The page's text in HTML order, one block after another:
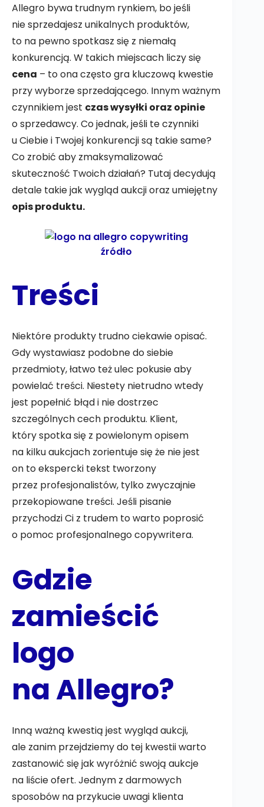
Allegro bywa trudnym rynkiem, bo jeśli
nie sprzedajesz unikalnych produktów,
to na pewno spotkasz się z niemałą
konkurencją. W takich miejscach liczy się
cena – to ona często gra kluczową kwestie
przy wyborze sprzedającego. Innym ważnym
czynnikiem jest czas wysyłki oraz opinie
o sprzedawcy. Co jednak, jeśli te czynniki
u Ciebie i Twojej konkurencji są takie same?
Co zrobić aby zmaksymalizować
skuteczność Twoich działań? Tutaj decydują
detale takie jak wygląd aukcji oraz umiejętny
opis produktu.
źródło
Treści
Niektóre produkty trudno ciekawie opisać.
Gdy wystawiasz podobne do siebie
przedmioty, łatwo też ulec pokusie aby
powielać treści. Niestety nietrudno wtedy
jest popełnić błąd i nie dostrzec
szczególnych cech produktu. Klient,
który spotka się z powielonym opisem
na kilku aukcjach zorientuje się że nie jest
on to ekspercki tekst tworzony
przez profesjonalistów, tylko zwyczajnie
przekopiowane treści. Jeśli pisanie
przychodzi Ci z trudem to warto poprosić
o pomoc profesjonalnego copywritera.
Gdzie
zamieścić
logo
na Allegro?
Inną ważną kwestią jest wygląd aukcji,
ale zanim przejdziemy do tej kwestii warto
zastanowić się jak wyróżnić swoją aukcje
na liście ofert. Jednym z darmowych
sposobów na przykucie uwagi klienta